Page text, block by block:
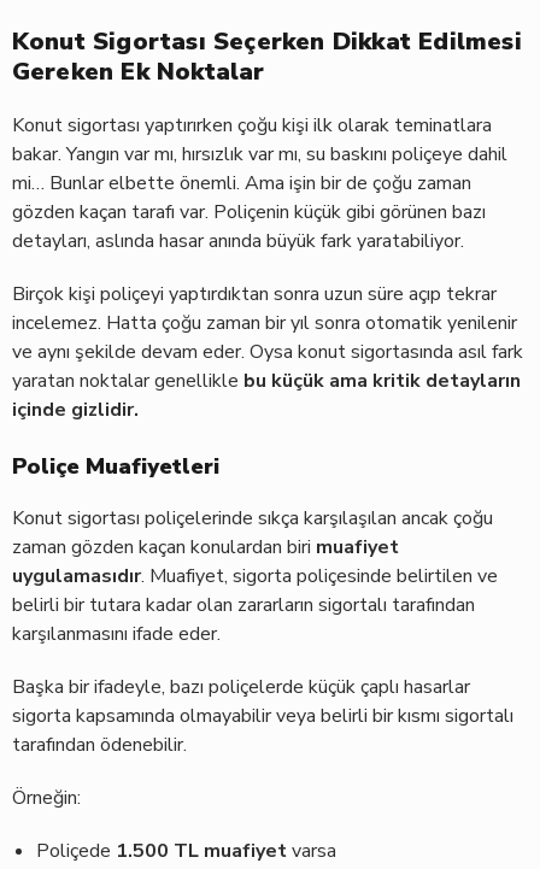
Konut Sigortası Seçerken Dikkat Edilmesi
Gereken Ek Noktalar
Konut sigortası yaptırırken çoğu kişi ilk olarak teminatlara
bakar. Yangın var mı, hırsızlık var mı, su baskını poliçeye dahil
mi… Bunlar elbette önemli. Ama işin bir de çoğu zaman
gözden kaçan tarafı var. Poliçenin küçük gibi görünen bazı
detayları, aslında hasar anında büyük fark yaratabiliyor.
Birçok kişi poliçeyi yaptırdıktan sonra uzun süre açıp tekrar
incelemez. Hatta çoğu zaman bir yıl sonra otomatik yenilenir
ve aynı şekilde devam eder. Oysa konut sigortasında asıl fark
yaratan noktalar genellikle bu küçük ama kritik detayların
içinde gizlidir.
Poliçe Muafiyetleri
Konut sigortası poliçelerinde sıkça karşılaşılan ancak çoğu
zaman gözden kaçan konulardan biri muafiyet
uygulamasıdır. Muafiyet, sigorta poliçesinde belirtilen ve
belirli bir tutara kadar olan zararların sigortalı tarafından
karşılanmasını ifade eder.
Başka bir ifadeyle, bazı poliçelerde küçük çaplı hasarlar
sigorta kapsamında olmayabilir veya belirli bir kısmı sigortalı
tarafından ödenebilir.
Örneğin:
Poliçede 1.500 TL muafiyetvarsa